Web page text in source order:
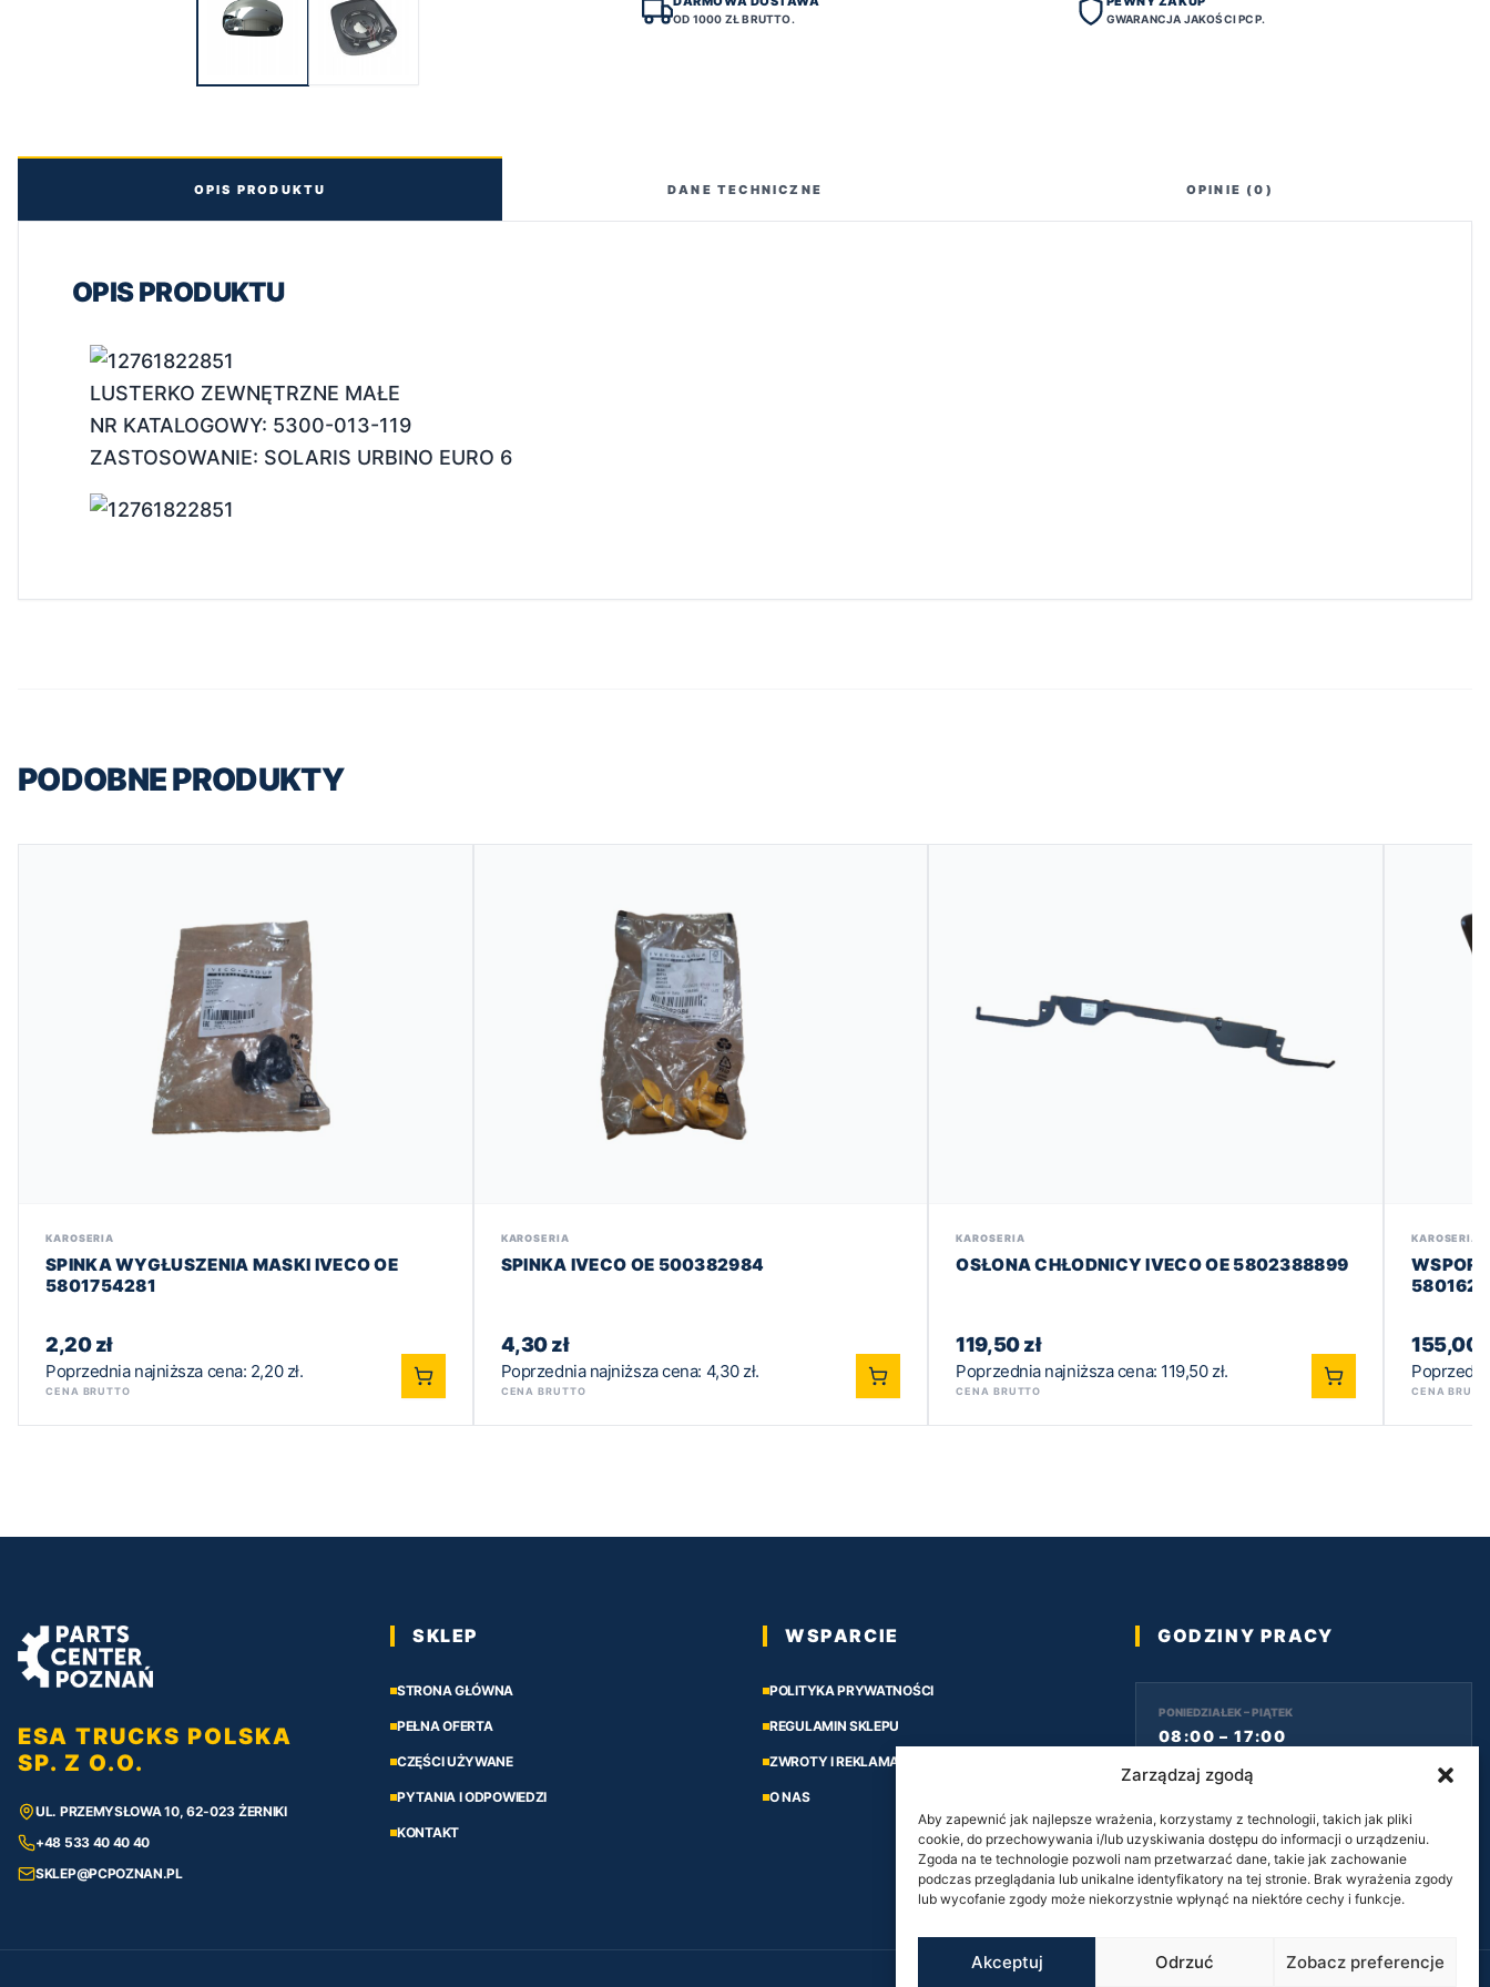
Zarządzaj zgodą
Aby zapewnić jak najlepsze wrażenia, korzystamy z technologii, takich jak pliki
cookie, do przechowywania i/lub uzyskiwania dostępu do informacji o urządzeniu.
Zgoda na te technologie pozwoli nam przetwarzać dane, takie jak zachowanie
podczas przeglądania lub unikalne identyfikatory na tej stronie. Brak wyrażenia zgody
lub wycofanie zgody może niekorzystnie wpłynąć na niektóre cechy i funkcje.
Akceptuj Odrzuć Zobacz preferencje
OD 1000 ZŁ BRUTTO. GWARANCJA JAKOŚCI PCP.
OPIS PRODUKTU DANE TECHNICZNE OPINIE (0)
OPIS PRODUKTU
LUSTERKO ZEWNĘTRZNE MAŁE
NR KATALOGOWY: 5300-013-119
ZASTOSOWANIE: SOLARIS URBINO EURO 6
PODOBNE PRODUKTY
KAROSERIA
SPINKA WYGŁUSZENIA MASKI IVECO OE
5801754281
2,20zł
Poprzednia najniższa cena: 2,20 zł.
CENA BRUTTO
KAROSERIA
SPINKA IVECO OE 500382984
4,30zł
Poprzednia najniższa cena: 4,30 zł.
CENA BRUTTO
KAROSERIA
OSŁONA CHŁODNICY IVECO OE 5802388899
119,50zł
Poprzednia najniższa cena: 119,50 zł.
CENA BRUTTO
KAROSERIA
155,00
CENA
ESA TRUCKS POLSKA
SP. Z O.O.
UL. PRZEMYSŁOWA 10, 62-023 ŻERNIKI
+48 533 40 40 40
SKLEP@PCPOZNAN.PL
SKLEP
STRONA GŁÓWNA
PEŁNA OFERTA
CZĘŚCI UŻYWANE
PYTANIA I ODPOWIEDZI
KONTAKT
WSPARCIE
POLITYKA PRYWATNOŚCI
REGULAMIN SKLEPU
ZWROTY I REKLAMACJE
O NAS
GODZINY PRACY
PONIEDZIAŁEK – PIĄTEK
08:00 – 17:00
SOBOTA
08:00 – 14:00